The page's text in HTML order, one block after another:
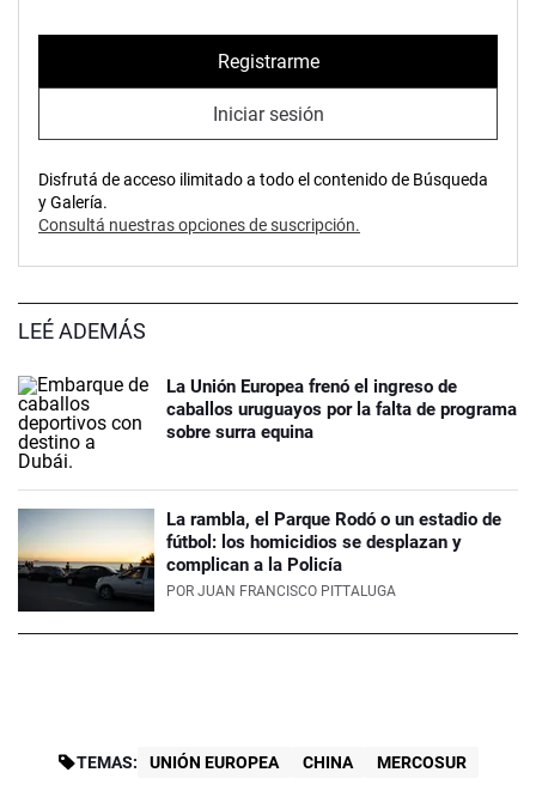
Registrarme
Iniciar sesión
Disfrutá de acceso ilimitado a todo el contenido de Búsqueda
y Galería.
Consultá nuestras opciones de suscripción.
LEÉ ADEMÁS
La Unión Europea frenó el ingreso de
caballos uruguayos por la falta de programa
sobre surra equina
La rambla, el Parque Rodó o un estadio de
fútbol: los homicidios se desplazan y
complican a la Policía
POR JUAN FRANCISCO PITTALUGA
TEMAS: UNIÓN EUROPEA CHINA MERCOSUR